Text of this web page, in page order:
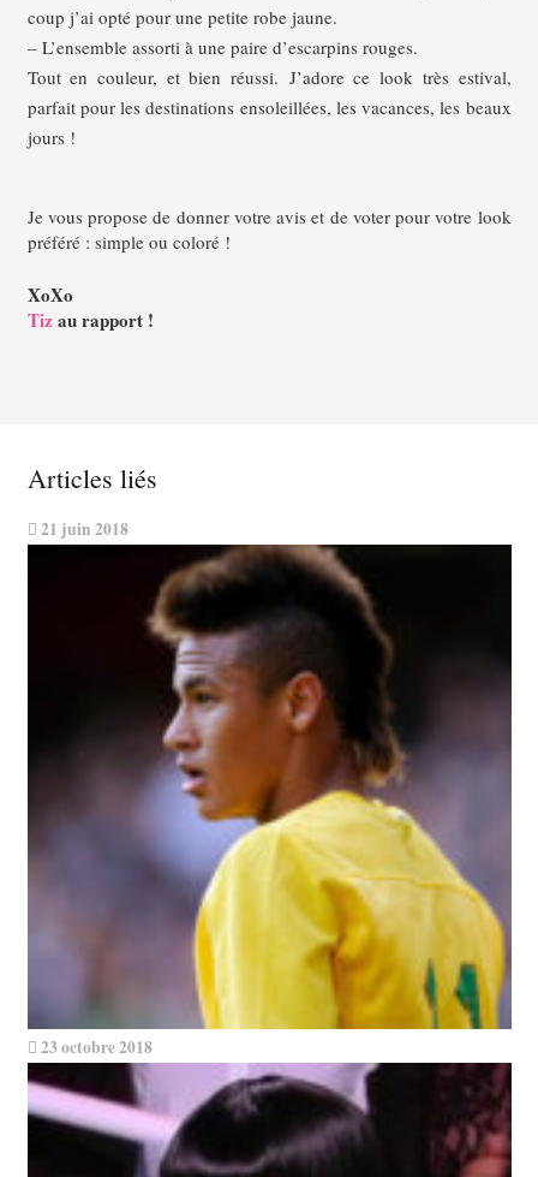
coup j’ai opté pour une petite robe jaune.
– L’ensemble assorti à une paire d’escarpins rouges.
Tout en couleur, et bien réussi. J’adore ce look très estival,
parfait pour les destinations ensoleillées, les vacances, les beaux
jours !
Je vous propose de donner votre avis et de voter pour votre look
préféré : simple ou coloré !
XoXo
Tizau rapport !
Articles liés
21 juin 2018
23 octobre 2018